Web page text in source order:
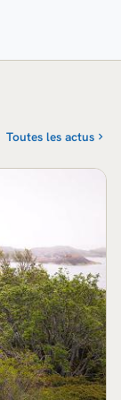
Toutes les actus